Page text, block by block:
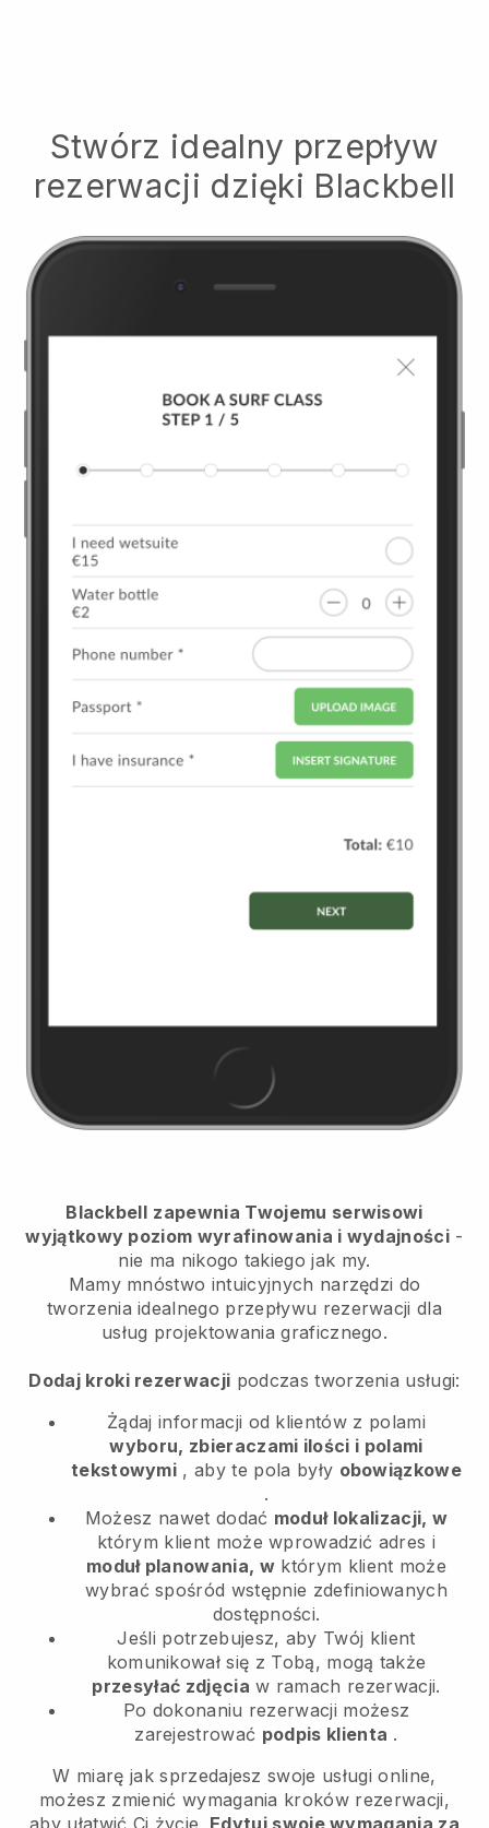
Stwórz idealny przepływ
rezerwacji dzięki Blackbell
Blackbell zapewnia Twojemu serwisowi
wyjątkowy poziom wyrafinowania i wydajności -
nie ma nikogo takiego jak my.
Mamy mnóstwo intuicyjnych narzędzi do
tworzenia idealnego przepływu rezerwacji dla
usług projektowania graficznego.
Dodaj kroki rezerwacji podczas tworzenia usługi:
Żądaj informacji od klientów z polami
wyboru, zbieraczami ilości i polami
tekstowymi , aby te pola były obowiązkowe
.
Możesz nawet dodać moduł lokalizacji, w
którym klient może wprowadzić adres i
moduł planowania, w którym klient może
wybrać spośród wstępnie zdefiniowanych
dostępności.
Jeśli potrzebujesz, aby Twój klient
komunikował się z Tobą, mogą także
przesyłać zdjęcia w ramach rezerwacji.
Po dokonaniu rezerwacji możesz
zarejestrować podpis klienta .
W miarę jak sprzedajesz swoje usługi online,
możesz zmienić wymagania kroków rezerwacji,
aby ułatwić Ci życie. Edytuj swoje wymagania za